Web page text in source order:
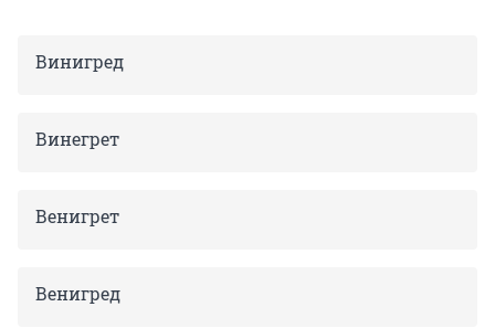
Винигред
Винегрет
Венигрет
Венигред